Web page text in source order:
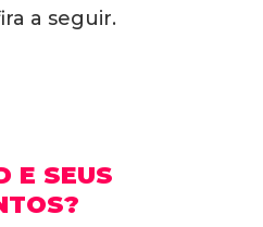
a seguir.
E SEUS